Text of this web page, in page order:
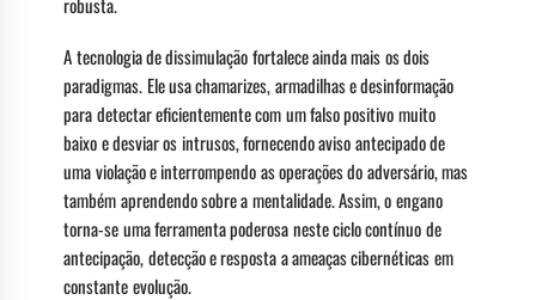
A tecnologia de dissimulação fortalece ainda mais os dois
paradigmas. Ele usa chamarizes, armadilhas e desinformação
para detectar eficientemente com um falso positivo muito
baixo e desviar os intrusos, fornecendo aviso antecipado de
uma violação e interrompendo as operações do adversário, mas
também aprendendo sobre a mentalidade. Assim, o engano
torna-se uma ferramenta poderosa neste ciclo contínuo de
antecipação, detecção e resposta a ameaças cibernéticas em
constante evolução.